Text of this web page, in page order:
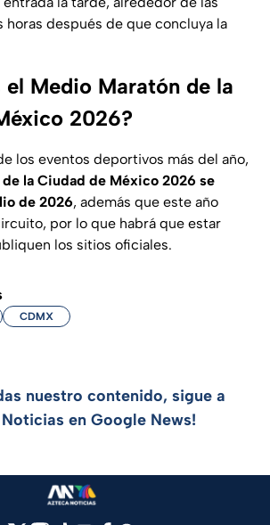
horas después de que concluya la
el Medio Maratón de la
2026?
los eventos deportivos más del año,
la Ciudad de México 2026 se
de 2026, además que este año
por lo que habrá que estar
los sitios oficiales.
CDMX
nuestro contenido, sigue a
en Google News!